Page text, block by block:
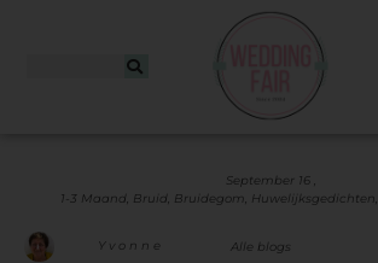
September 16 ,
1-3 Maand, Bruid, Bruidegom, Huwelijksgedichten,
Yvonne Alle blogs